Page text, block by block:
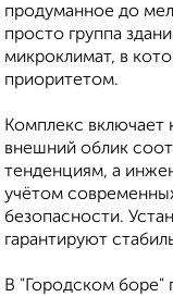
продуманное до
просто группа
микроклимат, в
приоритетом.
Комплекс включает
внешний облик
тенденциям, а
учётом
безопасности.
гарантируют
В "Городском боре"